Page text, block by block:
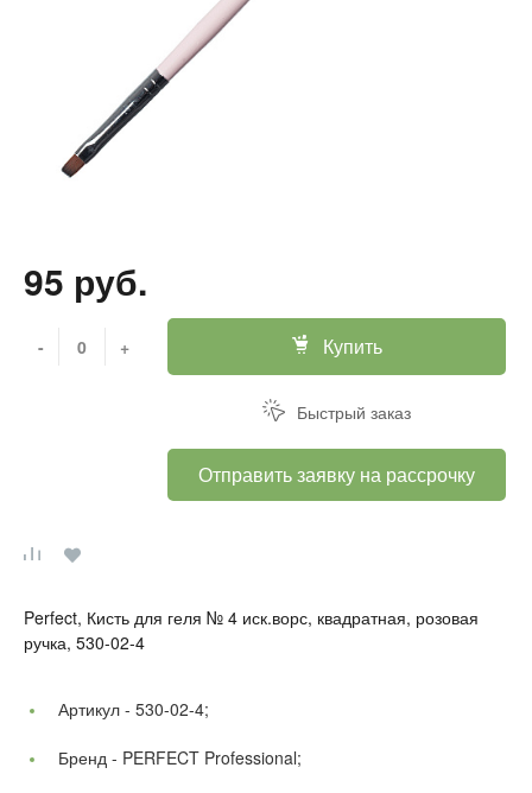
95 руб.
- + Купить
Быстрый заказ
Отправить заявку на рассрочку
Perfect, Кисть для геля № 4 иск.ворс, квадратная, розовая
ручка, 530-02-4
Артикул - 530-02-4;
Бренд - PERFECT Professional;